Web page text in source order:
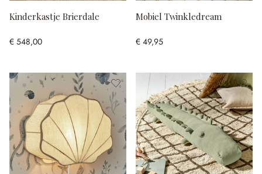
Kinderkastje Brierdale
€ 548,00
Mobiel Twinkledream
€ 49,95